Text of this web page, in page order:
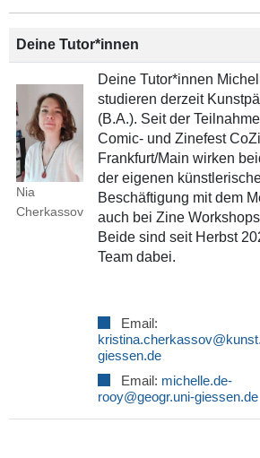
Deine Tutor*innen
Nia
Cherkassov
Deine Tutor*innen
studieren derzeit
(B.A.). Seit der
Comic- und Zinefest
Frankfurt/Main wirken
der eigenen
Beschäftigung mit dem
auch bei Zine
Beide sind seit Herbst
Team dabei.
Email:
kristina.cherkassov
Email: michelle.de-
rooy